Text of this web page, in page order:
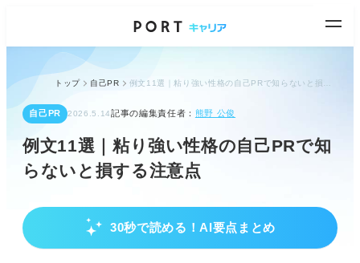
トップ 自己PR
自己PR 2026.5.14記事の編集責任者： 熊野 公俊
例文11選｜粘り強い性格の自己PRで知
らないと損する注意点
30秒で読める！AI要点まとめ
粘り強さの基本理解と注意点